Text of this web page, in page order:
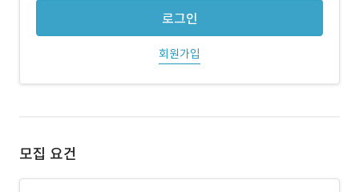
로그인
회원가입
모집 요건